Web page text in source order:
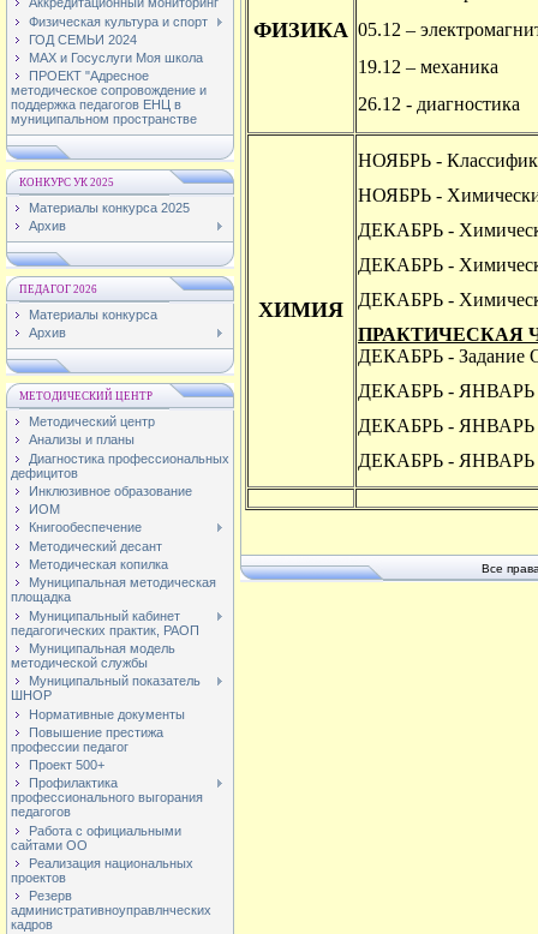
Физическая культура и спорт
ГОД СЕМЬИ 2024
МАХ и Госуслуги Моя школа
ПРОЕКТ "Адресное
методическое сопровождение и
поддержка педагогов ЕНЦ в
муниципальном пространстве
КОНКУРС УК 2025
Материалы конкурса 2025
Архив
ПЕДАГОГ 2026
Материалы конкурса
Архив
МЕТОДИЧЕСКИЙ ЦЕНТР
Методический центр
Анализы и планы
Диагностика профессиональных
дефицитов
Инклюзивное образование
ИОМ
Книгообеспечение
Методический десант
Методическая копилка
Муниципальная методическая
площадка
Муниципальный кабинет
педагогических практик, РАОП
Муниципальная модель
методической службы
Муниципальный показатель
ШНОР
Нормативные документы
Повышение престижа
профессии педагог
Проект 500+
Профилактика
профессионального выгорания
педагогов
Работа с официальными
сайтами ОО
Реализация национальных
проектов
Резерв
административноуправлнческих
кадров
ФИЗИКА 05.12 –
19.12 – механика
26.12 - диагностика
ХИМИЯ
НОЯБРЬ -
НОЯБРЬ -
ДЕКАБРЬ -
ДЕКАБРЬ -
ДЕКАБРЬ -
ПРАКТИЧЕСКАЯ
ДЕКАБРЬ - Задание
ДЕКАБРЬ - ЯНВАРЬ
ДЕКАБРЬ - ЯНВАРЬ
ДЕКАБРЬ - ЯНВАРЬ
Все